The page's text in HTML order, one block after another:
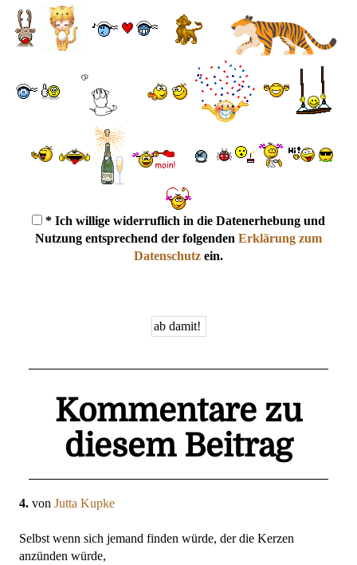
* Ich willige widerruflich in die Datenerhebung und
Nutzung entsprechend der folgenden Erklärung zum
Datenschutz ein.
Kommentare zu
diesem Beitrag
4. von Jutta Kupke
Selbst wenn sich jemand finden würde, der die Kerzen
anzünden würde,